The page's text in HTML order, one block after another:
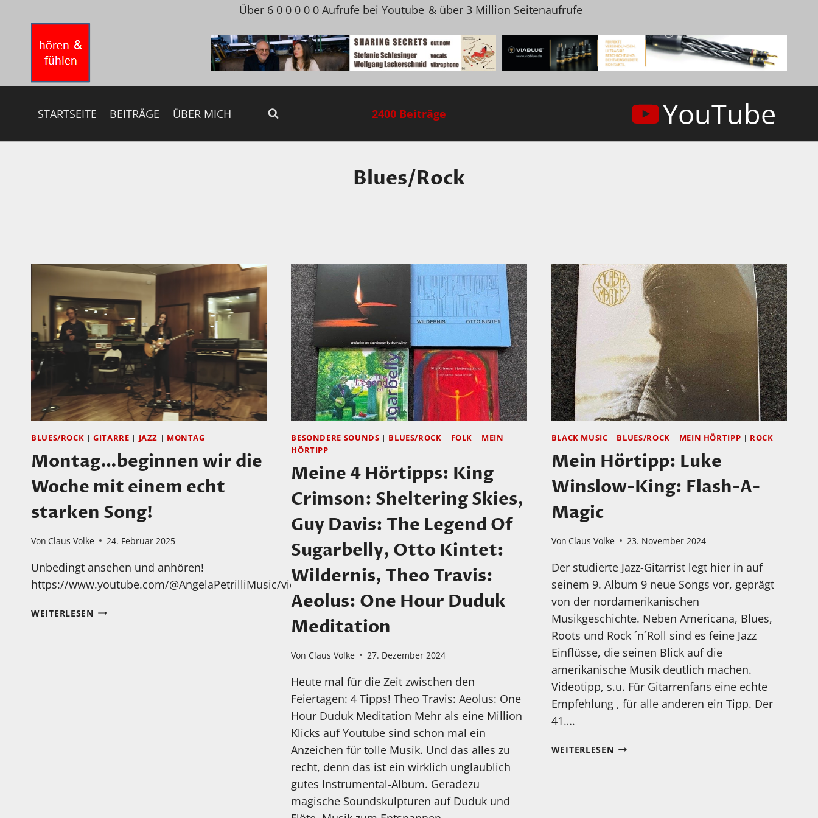
springen
Über 6 0 0 0 0 0 Aufrufe bei Youtube & über 3 Million Seitenaufrufe
STARTSEITE BEITRÄGE ÜBER MICH 2400 Beiträge YouTube
Blues/Rock
BLUES/ROCK |GITARRE | JAZZ | MONTAG
Montag…beginnen wir die
Woche mit einem echt
starken Song!
Von Claus Volke 24. Februar 2025
Unbedingt ansehen und anhören!
https://www.youtube.com/@AngelaPetrilliMusic/videos
WEITERLESENMONTAG…
BESONDERE SOUNDS | BLUES/ROCK | FOLK | MEIN
HÖRTIPP
Meine 4 Hörtipps: King
Crimson: Sheltering Skies,
Guy Davis: The Legend Of
Sugarbelly, Otto Kintet:
Wildernis, Theo Travis:
Aeolus: One Hour Duduk
Meditation
Von Claus Volke 27. Dezember 2024
Heute mal für die Zeit zwischen den
Feiertagen: 4 Tipps! Theo Travis: Aeolus: One
Hour Duduk Meditation Mehr als eine Million
Klicks auf Youtube sind schon mal ein
Anzeichen für tolle Musik. Und das alles zu
recht, denn das ist ein wirklich unglaublich
gutes Instrumental-Album. Geradezu
magische Soundskulpturen auf Duduk und
BLACK MUSIC | BLUES/ROCK | MEIN HÖRTIPP | ROCK
Mein Hörtipp: Luke
Winslow-King: Flash-A-
Magic
Von Claus Volke 23. November 2024
Der studierte Jazz-Gitarrist legt hier in auf
seinem 9. Album 9 neue Songs vor, geprägt
von der nordamerikanischen
Musikgeschichte. Neben Americana, Blues,
Roots und Rock ´n´Roll sind es feine Jazz
Einflüsse, die seinen Blick auf die
amerikanische Musik deutlich machen.
Videotipp, s.u. Für Gitarrenfans eine echte
Empfehlung , für alle anderen ein Tipp. Der
41….
WEITERLESENMEIN